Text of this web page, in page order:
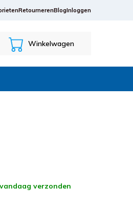
RetournerenBlogInloggen
Winkelwagen
verzonden